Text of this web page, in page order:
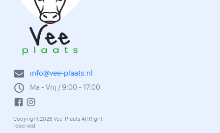
info@vee-plaats.nl
Ma - Vrij / 9:00 - 17:00
Copyright 2026 Vee-Plaats All Right
reserved